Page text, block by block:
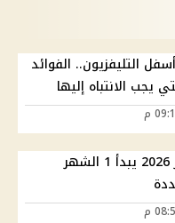
التليفزيون.. الفوائد
يجب الانتباه إليها
صرف معاشات سبتمبر 2026 يبدأ 1 الشهر